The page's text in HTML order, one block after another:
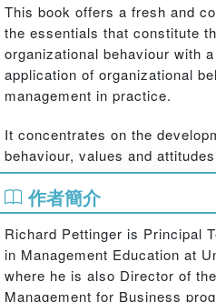
This book offers a fresh and
the essentials that constitute
organizational behaviour with
application of organizational
management in practice.
It concentrates on the
behaviour, values and
to effective organization
organizational and
The book is divided into four
structure for the study of the
Part One: The context of
作者簡介
Richard Pettinger is Principal
in Management Education at
where he is also Director of
Management for Business